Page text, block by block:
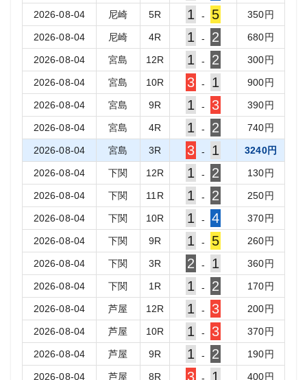
2026-08-04 尼崎 5R 1 - 5 350円
2026-08-04 尼崎 4R 1 - 2 680円
2026-08-04 宮島 12R 1 - 2 300円
2026-08-04 宮島 10R 3 - 1 900円
2026-08-04 宮島 9R 1 - 3 390円
2026-08-04 宮島 4R 1 - 2 740円
2026-08-04 宮島 3R 3 - 1 3240円
2026-08-04 下関 12R 1 - 2 130円
2026-08-04 下関 11 R 1 - 2 250円
2026-08-04 下関 10R 1 - 4 370円
2026-08-04 下関 9R 1 - 5 260円
2026-08-04 下関 3R 2 - 1 360円
2026-08-04 下関 1 R 1 - 2 170円
2026-08-04 芦屋 12R 1 - 3 200円
2026-08-04 芦屋 10R 1 - 3 370円
2026-08-04 芦屋 9R 1 - 2 190円
2026-08-04 芦屋 8R 3 1 400円